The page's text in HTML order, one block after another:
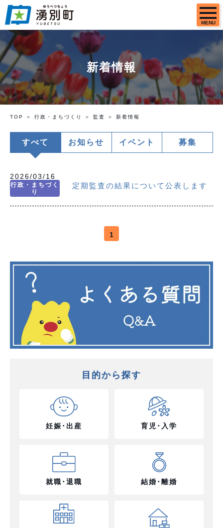
MENU
新着情報
TOP 行政・まちづくり 監査 新着情報
すべて お知らせ イベント 募集
2026/03/16
行政・まちづく
り
定期監査の結果について公表します
1
目的から探す
妊娠･出産 育児･入学
就職･退職 結婚･離婚